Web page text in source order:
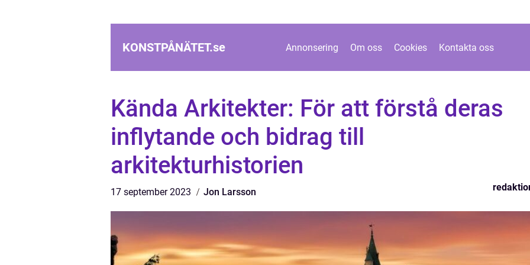
KONSTPÅNÄTET.se Annonsering Om oss Cookies Kontakta oss
Kända Arkitekter: För att förstå deras
inflytande och bidrag till
arkitekturhistorien
17 september 2023 Jon Larsson